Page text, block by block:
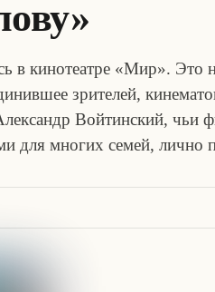
в кинотеатре «Мир». Это
зрителей,
Войтинский,
для многих семей, лично